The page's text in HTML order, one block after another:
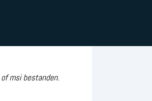
msi bestanden.